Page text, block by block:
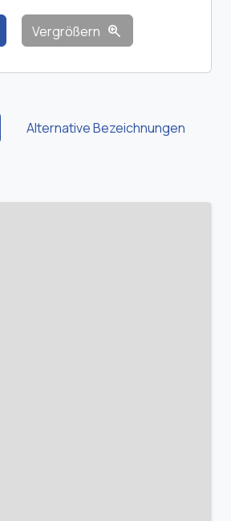
Vergrößern zoom_in
Alternative Bezeichnungen